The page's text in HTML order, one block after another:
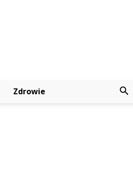
Zdrowie